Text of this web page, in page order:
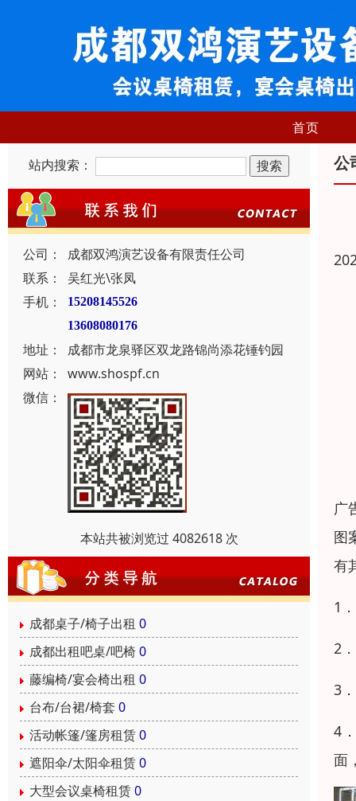
首页
站内搜索：
公司：
成都双鸿演艺设备有限责任公司
联系：
吴红光\张凤
手机：
15208145526
13608080176
地址：
成都市龙泉驿区双龙路锦尚添花锤钓园
网站：
www.shospf.cn
微信：
本站共被浏览过 4082618 次
成都桌子/椅子出租 0
成都出租吧桌/吧椅0
藤编椅/宴会椅出租 0
台布/台裙/椅套 0
活动帐篷/篷房租赁0
遮阳伞/太阳伞租赁0
大型会议桌椅租赁0
公
广
图
有
1
2
3
4
面